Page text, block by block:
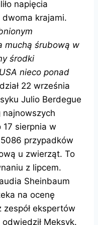
napięcia
krajami.
muchą śrubową w
środki
nieco ponad
22 września
Julio Berdegue
najnowszych
sierpnia w
przypadków
u zwierząt. To
z lipcem.
Sheinbaum
na ocenę
ekspertów
Meksyk.